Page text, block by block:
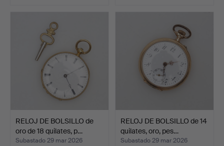
RELOJ DE BOLSILLO de
oro de 18 quilates, p…
Subastado 29 mar 2026
RELOJ DE BOLSILLO de 14
quilates, oro, pes…
Subastado 29 mar 2026